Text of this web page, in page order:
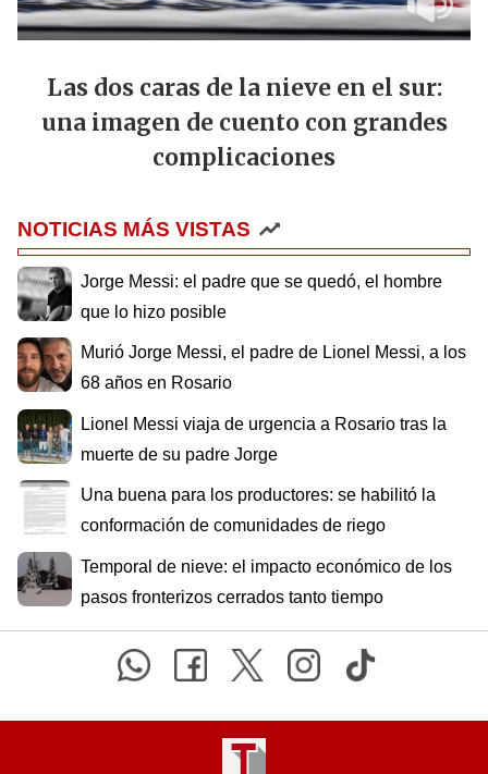
Las dos caras de la nieve en el sur:
una imagen de cuento con grandes
complicaciones
NOTICIAS MÁS VISTAS
Jorge Messi: el padre que se quedó, el hombre
que lo hizo posible
Murió Jorge Messi, el padre de Lionel Messi, a los
68 años en Rosario
Lionel Messi viaja de urgencia a Rosario tras la
muerte de su padre Jorge
Una buena para los productores: se habilitó la
conformación de comunidades de riego
Temporal de nieve: el impacto económico de los
pasos fronterizos cerrados tanto tiempo